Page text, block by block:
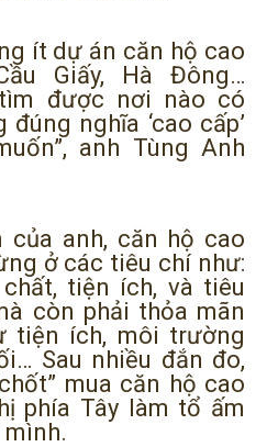
ít dự án căn hộ cao
Giấy, Hà Đông…
được nơi nào có
nghĩa ‘cao cấp’
anh Tùng Anh
của anh, căn hộ cao
ở các tiêu chí như:
tiện ích, và tiêu
còn phải thỏa mãn
tiện ích, môi trường
Sau nhiều đắn đo,
mua căn hộ cao
phía Tây làm tổ ấm